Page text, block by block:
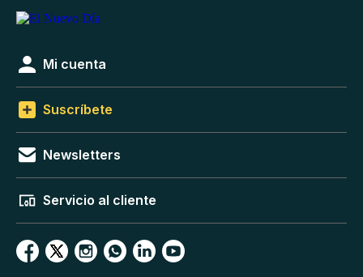
Mi cuenta
Suscríbete
Newsletters
Servicio al cliente